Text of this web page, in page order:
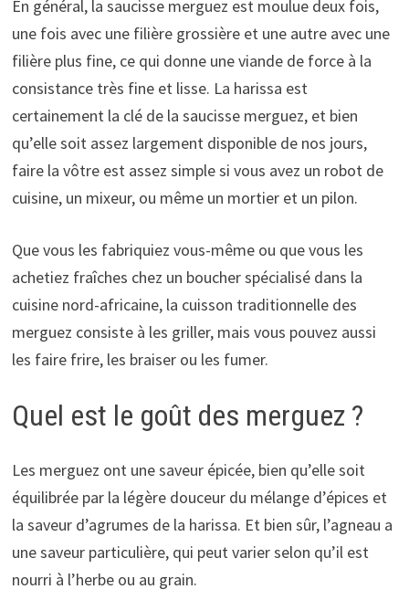
En général, la saucisse merguez est moulue deux fois,
une fois avec une filière grossière et une autre avec une
filière plus fine, ce qui donne une viande de force à la
consistance très fine et lisse. La harissa est
certainement la clé de la saucisse merguez, et bien
qu’elle soit assez largement disponible de nos jours,
faire la vôtre est assez simple si vous avez un robot de
cuisine, un mixeur, ou même un mortier et un pilon.
Que vous les fabriquiez vous-même ou que vous les
achetiez fraîches chez un boucher spécialisé dans la
cuisine nord-africaine, la cuisson traditionnelle des
merguez consiste à les griller, mais vous pouvez aussi
les faire frire, les braiser ou les fumer.
Quel est le goût des merguez ?
Les merguez ont une saveur épicée, bien qu’elle soit
équilibrée par la légère douceur du mélange d’épices et
la saveur d’agrumes de la harissa. Et bien sûr, l’agneau a
une saveur particulière, qui peut varier selon qu’il est
nourri à l’herbe ou au grain.